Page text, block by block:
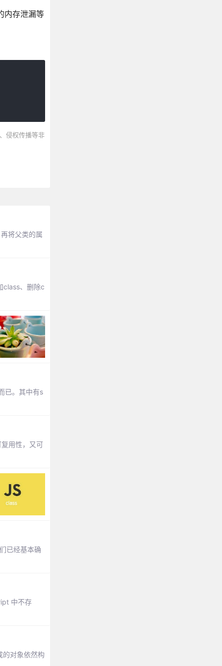
内存泄漏等
侵权传播等非
将父类的属
class、删除c
已。其中有s
用性，又可
已经基本确
中不存
的对象依然构